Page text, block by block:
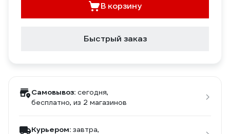
В корзину
Быстрый заказ
Самовывоз: сегодня,
бесплатно, из 2 магазинов
Курьером: завтра,